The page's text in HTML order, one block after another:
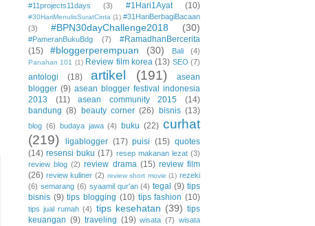
#11projects11days (3) #1Hari1Ayat (10)
#30HariMenulisSuratCinta (1) #31HariBerbagiBacaan
(3)
#BPN30dayChallenge2018 (30)
#PameranBukuBdg (7)
#RamadhanBercerita
(15)
#bloggerperempuan (30) Bali (4)
Panahan 101 (1) Review film korea (13) SEO (7)
antologi (18) artikel (191)
asean
blogger (9) asean blogger festival indonesia
2013
(11) asean community 2015
(14)
bandung (8) beauty corner (26) bisnis (13)
blog (6) budaya jawa (4) buku (22) curhat
(219)
ligablogger (17) puisi (15) quotes
(14) resensi buku (17) resep makanan lezat (3)
review blog (2) review drama (15) review film
(26) review kuliner (2) review short movie (1) rezeki
(6) semarang (6) syaamil qur'an (4) tegal (9) tips
bisnis (9) tips blogging (10) tips fashion (10)
tips jual rumah (4) tips kesehatan (39) tips
keuangan (9) traveling (19) wisata (7) wisata